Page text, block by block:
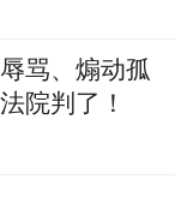
骂、煽动孤
院判了！